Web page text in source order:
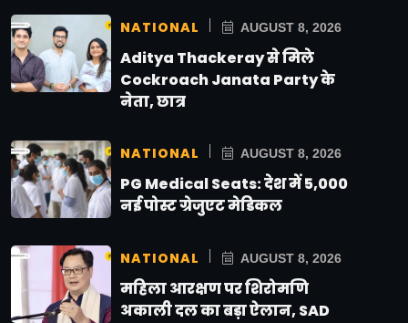
NATIONAL AUGUST 8, 2026
Aditya Thackeray से मिले
Cockroach Janata Party के
नेता, छात्र
NATIONAL AUGUST 8, 2026
PG Medical Seats: देश में 5,000
नई पोस्ट ग्रेजुएट मेडिकल
NATIONAL AUGUST 8, 2026
महिला आरक्षण पर शिरोमणि
अकाली दल का बड़ा ऐलान, SAD